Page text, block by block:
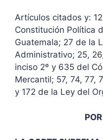
Artículos citados y:
Constitución Política
Guatemala; 27 de la
Administrativo; 25,
inciso 2º y 635 del
Mercantil; 57, 74, 77,
y 172 de la Ley del